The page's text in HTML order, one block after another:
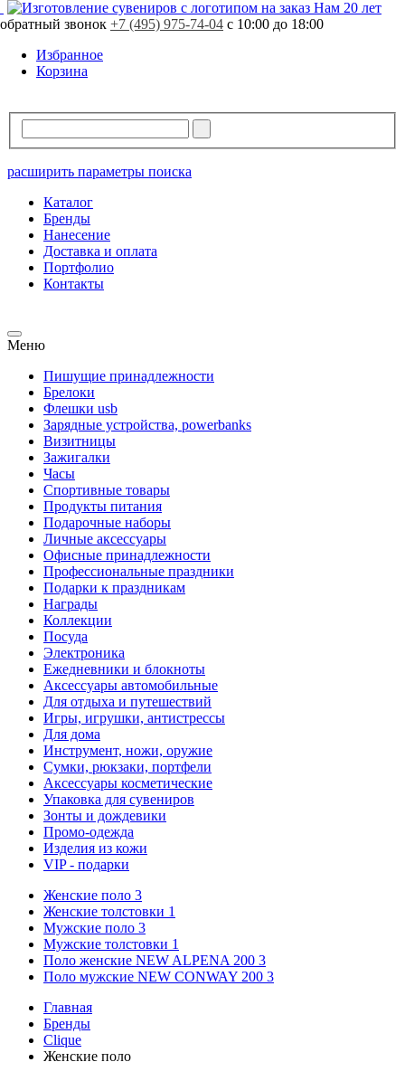
Нам 20 лет
обратный звонок +7 (495) 975-74-04 с 10:00 до 18:00
Избранное
Корзина
расширить параметры поиска
Каталог
Бренды
Нанесение
Доставка и оплата
Портфолио
Контакты
Меню
Пишущие принадлежности
Брелоки
Флешки usb
Зарядные устройства, powerbanks
Визитницы
Зажигалки
Часы
Спортивные товары
Продукты питания
Подарочные наборы
Личные аксессуары
Офисные принадлежности
Профессиональные праздники
Подарки к праздникам
Награды
Коллекции
Посуда
Электроника
Ежедневники и блокноты
Аксессуары автомобильные
Для отдыха и путешествий
Игры, игрушки, антистрессы
Для дома
Инструмент, ножи, оружие
Сумки, рюкзаки, портфели
Аксессуары косметические
Упаковка для сувениров
Зонты и дождевики
Промо-одежда
Изделия из кожи
VIP - подарки
Женские поло 3
Женские толстовки 1
Мужские поло 3
Мужские толстовки 1
Поло женские NEW ALPENA 200 3
Поло мужские NEW CONWAY 200 3
Главная
Бренды
Clique
Женские поло